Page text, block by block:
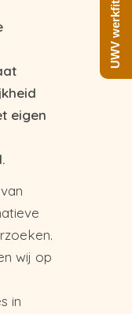
eigen
wij op
in